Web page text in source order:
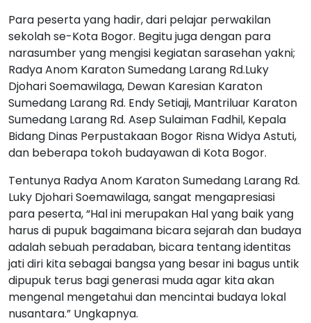
Para peserta yang hadir, dari pelajar perwakilan
sekolah se-Kota Bogor. Begitu juga dengan para
narasumber yang mengisi kegiatan sarasehan yakni;
Radya Anom Karaton Sumedang Larang Rd.Luky
Djohari Soemawilaga, Dewan Karesian Karaton
Sumedang Larang Rd. Endy Setiaji, Mantriluar Karaton
Sumedang Larang Rd. Asep Sulaiman Fadhil, Kepala
Bidang Dinas Perpustakaan Bogor Risna Widya Astuti,
dan beberapa tokoh budayawan di Kota Bogor.
Tentunya Radya Anom Karaton Sumedang Larang Rd.
Luky Djohari Soemawilaga, sangat mengapresiasi
para peserta, “Hal ini merupakan Hal yang baik yang
harus di pupuk bagaimana bicara sejarah dan budaya
adalah sebuah peradaban, bicara tentang identitas
jati diri kita sebagai bangsa yang besar ini bagus untik
dipupuk terus bagi generasi muda agar kita akan
mengenal mengetahui dan mencintai budaya lokal
nusantara.” Ungkapnya.